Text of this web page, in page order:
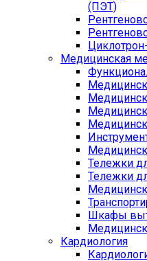
(ПЭТ)
Медицинская
Тележки
Тележки
Шкафы
Кардиология